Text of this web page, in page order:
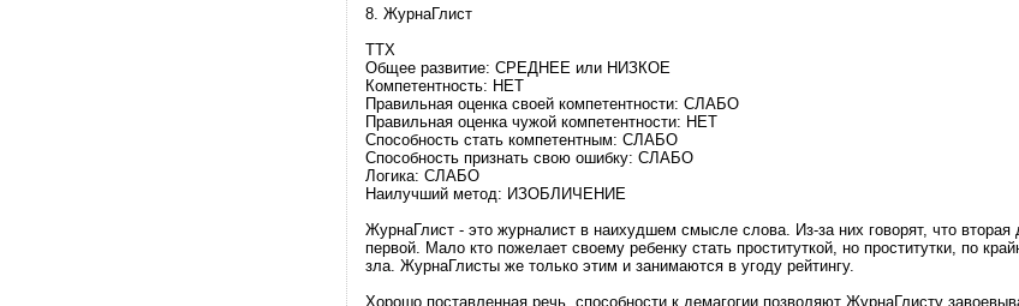
8. ЖурнаГлист
ТТХ
Общее развитие: СРЕДНЕЕ или НИЗКОЕ
Компетентность: НЕТ
Правильная оценка своей компетентности: СЛАБО
Правильная оценка чужой компетентности: НЕТ
Способность стать компетентным: СЛАБО
Способность признать свою ошибку: СЛАБО
Логика: СЛАБО
Наилучший метод: ИЗОБЛИЧЕНИЕ
ЖурнаГлист - это журналист в наихудшем смысле слова. Из-за них говорят, что
первой. Мало кто пожелает своему ребенку стать проституткой, но проститутки, по
зла. ЖурнаГлисты же только этим и занимаются в угоду рейтингу.
Хорошо поставленная речь, способности к демагогии позволяют ЖурнаГлисту